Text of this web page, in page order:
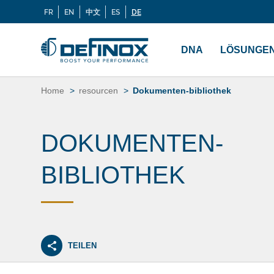
Langues
FR EN 中文 ES DE
Zum
Inhalt
springen
principal
DNA LÖSUNGEN
Wenn Sie nach Dokumentation suchen, besuchen
Home resourcen Dokumenten-bibliothek
DOKUMENTEN-
BIBLIOTHEK
TEILEN